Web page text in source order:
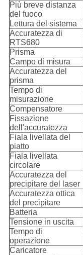
Più breve distanza
del fuoco
Lettura del sistema
Accuratezza di
RTS680
Prisma
Campo di misura
Accuratezza del
prisma
Tempo di
misurazione
Compensatore
Fissazione
dell'accuratezza
Fiala livellata del
piatto
Fiala livellata
circolare
Accuratezza del
precipitare del laser
Accuratezza ottica
del precipitare
Batteria
Tensione in uscita
Tempo di
operazione
Caricatore